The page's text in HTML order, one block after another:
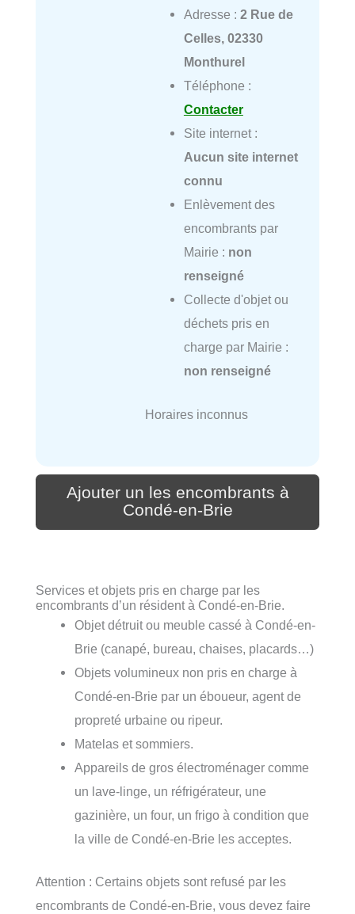
Adresse : 2 Rue de
Celles, 02330
Monthurel
Téléphone :
Contacter
Site internet :
Aucun site internet
connu
Enlèvement des
encombrants par
Mairie : non
renseigné
Collecte d'objet ou
déchets pris en
charge par Mairie :
non renseigné
Horaires inconnus
Ajouter un les encombrants à
Condé-en-Brie
Services et objets pris en charge par les
encombrants d’un résident à Condé-en-Brie.
Objet détruit ou meuble cassé à Condé-en-
Brie (canapé, bureau, chaises, placards…)
Objets volumineux non pris en charge à
Condé-en-Brie par un éboueur, agent de
propreté urbaine ou ripeur.
Matelas et sommiers.
Appareils de gros électroménager comme
un lave-linge, un réfrigérateur, une
gazinière, un four, un frigo à condition que
la ville de Condé-en-Brie les acceptes.
Attention : Certains objets sont refusé par les
encombrants de Condé-en-Brie, vous devez faire